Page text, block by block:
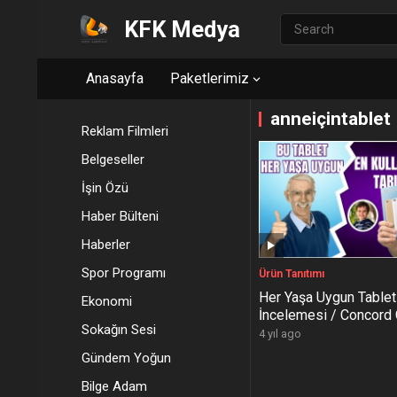
KFK Medya
Anasayfa Paketlerimiz
Reklam Filmleri
Belgeseller
İşin Özü
Haber Bülteni
Haberler
Spor Programı
Ekonomi
Sokağın Sesi
Gündem Yoğun
Bilge Adam
anneiçintablet
Ürün Tanıtımı
Her Yaşa Uygun Tablet
İncelemesi / Concord
SmartPad – Hem
4 yıl ago